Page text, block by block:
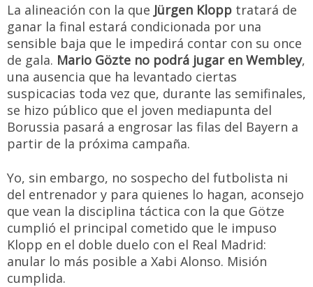
La alineación con la que Jürgen Klopp tratará de
ganar la final estará condicionada por una
sensible baja que le impedirá contar con su once
de gala. Mario Gözte no podrá jugar en Wembley,
una ausencia que ha levantado ciertas
suspicacias toda vez que, durante las semifinales,
se hizo público que el joven mediapunta del
Borussia pasará a engrosar las filas del Bayern a
partir de la próxima campaña.
Yo, sin embargo, no sospecho del futbolista ni
del entrenador y para quienes lo hagan, aconsejo
que vean la disciplina táctica con la que Götze
cumplió el principal cometido que le impuso
Klopp en el doble duelo con el Real Madrid:
anular lo más posible a Xabi Alonso. Misión
cumplida.